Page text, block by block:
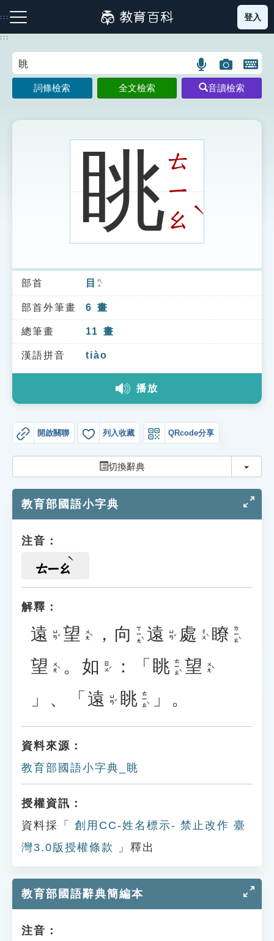
到
主
:::
注音索引圖示 筆畫索引圖示 部首索引表圖示
索引選單
知識索引
單字索引
生命大百科索引
教學應用
貓頭鷹博士
登入
:::
語
言
搜
示
圖
片
搜
開
鍵
圖
詞條檢索 全文檢索 音讀檢索
眺ㄊ
ㄧ
ㄠ
ˋ
部首 目 ㄇㄨˋ
部首外筆畫 6 畫
總筆畫 11 畫
漢語拼音 tiào
播放
開啟關聯 列入收藏 QRcode分享
切換辭典 切換
教育部國語小字典
注音：
ㄊㄧㄠ
解釋：
遠 ㄩㄢˇ 望 ㄨㄤˋ ， 向 ㄒㄧㄤˋ 遠 ㄩㄢˇ 處 ㄔㄨˋ 瞭 ㄌㄧㄠˋ
望 ㄨㄤˋ 。 如 ㄖㄨˊ ：「 眺 ㄊㄧㄠˋ 望 ㄨㄤˋ
」、「 遠 ㄩㄢˇ 眺 ㄊㄧㄠˋ 」。
資料來源：
教育部國語小字典_眺
授權資訊：
資料採「
創用CC-姓名標示- 禁止改作 臺
灣3.0版授權條款
」釋出
教育部國語辭典簡編本
注音：